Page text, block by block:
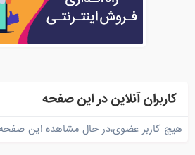
کاربران آنلاین در این صفحه
هیچ کاربر عضوی،در حال مشاهده این